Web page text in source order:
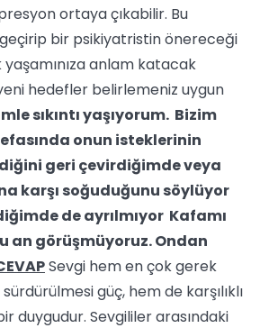
ortaya çıkabilir. Bu
bir psikiyatristin önereceği
anlam katacak
hedefler belirlemeniz uygun
sıkıntı yaşıyorum. Bizim
onun isteklerinin
geri çevirdiğimde veya
karşı soğuduğunu söylüyor
de ayrılmıyor Kafamı
an görüşmüyoruz. Ondan
Sevgi hem en çok gerek
güç, hem de karşılıklı
duygudur. Sevgililer arasındaki